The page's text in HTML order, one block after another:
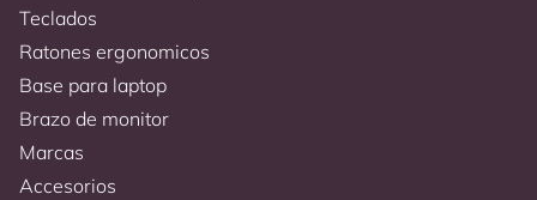
Teclados
Ratones ergonomicos
Base para laptop
Brazo de monitor
Marcas
Accesorios